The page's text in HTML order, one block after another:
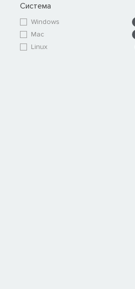
Система
Windows
Mac
Linux